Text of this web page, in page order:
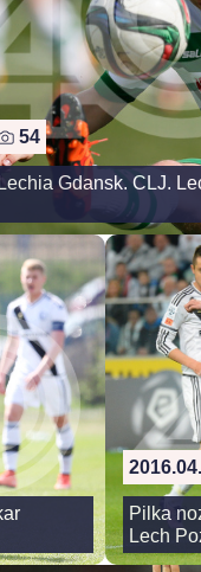
54
Gdansk. CLJ.
Pilka
Lech